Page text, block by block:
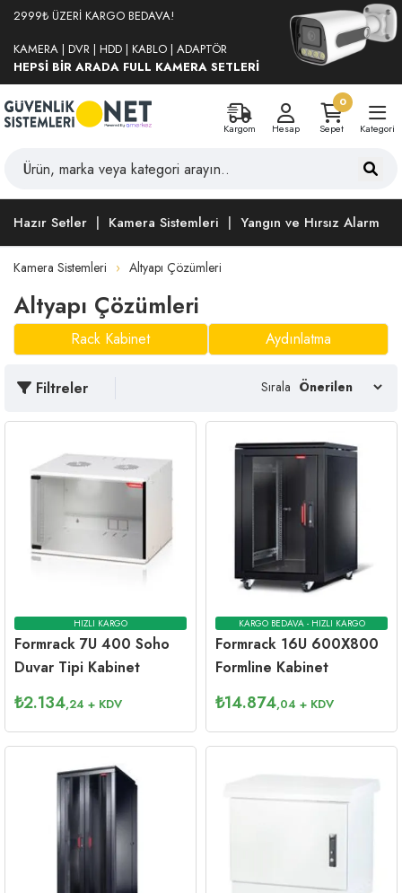
2999₺ ÜZERİ KARGO BEDAVA!
KAMERA | DVR | HDD | KABLO | ADAPTÖR
HEPSİ BİR ARADA FULL KAMERA SETLERİ
Kargom Hesap
0
Sepet
Kategori
Hazır Setler Kamera Sistemleri Yangın ve Hırsız Alarm
Kamera Sistemleri Altyapı Çözümleri
Altyapı Çözümleri
Rack Kabinet Aydınlatma
Filtreler Sırala
HIZLI KARGO
Formrack 7U 400 Soho
Duvar Tipi Kabinet
₺2.134,24 + KDV
KARGO BEDAVA - HIZLI KARGO
Formrack 16U 600X800
Formline Kabinet
₺14.874,04 + KDV